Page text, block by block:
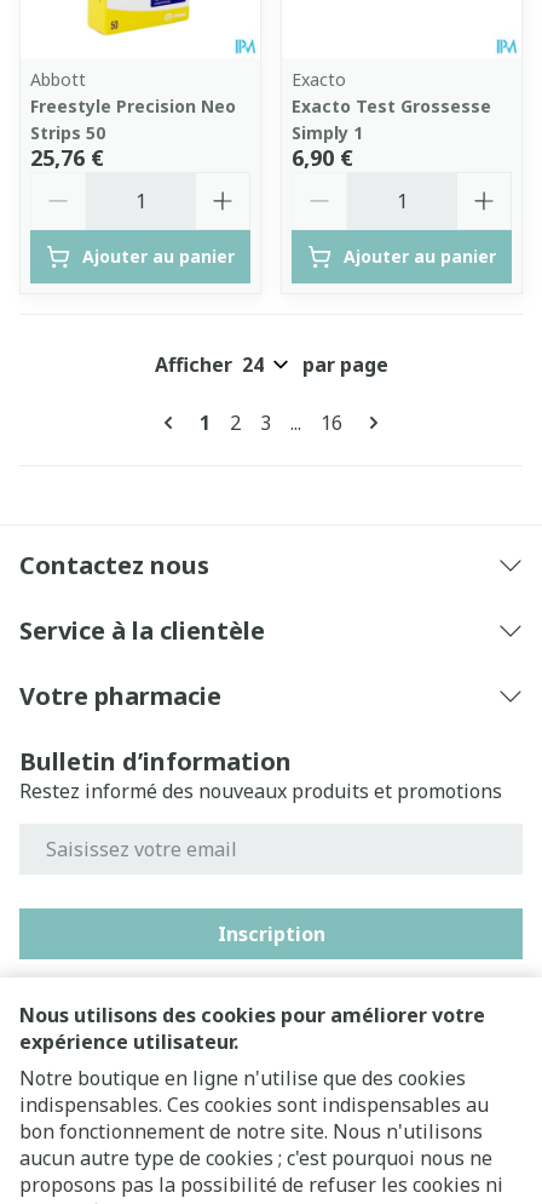
Nous utilisons des cookies pour améliorer votre
expérience utilisateur.
Notre boutique en ligne n'utilise que des cookies
indispensables. Ces cookies sont indispensables au
bon fonctionnement de notre site. Nous n'utilisons
aucun autre type de cookies ; c'est pourquoi nous ne
proposons pas la possibilité de refuser les cookies ni
Abbott
Freestyle Precision Neo
Strips 50
25,76 €
Ajouter au panier
Exacto
Exacto Test Grossesse
Simply 1
6,90 €
Ajouter au panier
Pages
Vous lisez actuellement la page
1 Page
2 Page
3 ... Page
16
Afficher par page
Contactez nous
Service à la clientèle
Votre pharmacie
Bulletin d’information
Restez informé des nouveaux produits et promotions
Inscription
En cliquant sur s'abonner, vous vous abonnez à notre
newsletter et acceptez notrepolitique de confidentialité.